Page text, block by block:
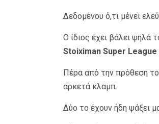
Δεδομένου ό,τι μένει
Ο ίδιος έχει βάλει ψηλά
Stoiximan Super League
Πέρα από την πρόθεση
αρκετά κλαμπ.
Δύο το έχουν ήδη ψάξει